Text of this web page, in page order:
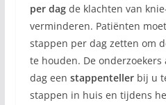
per dagde klachten van
verminderen. Patiënten
stappen per dag zetten om
te houden. De
dag een stappentellerbij u
stappen in huis en tijdens